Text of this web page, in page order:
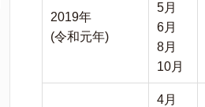
2019年
(令和元年)
5月
6月
8月
10月
4月